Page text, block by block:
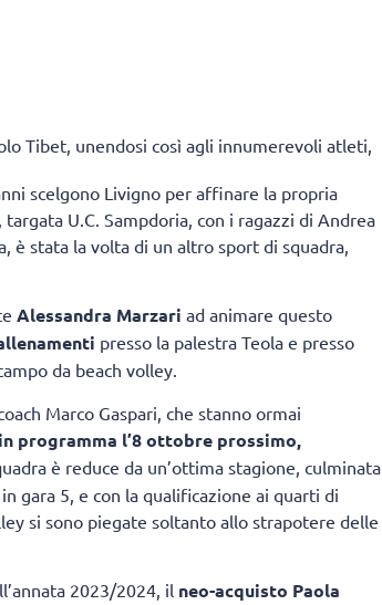
Tibet , unendosi così agli innumerevoli atleti,
scelgono Livigno per affinare la propria
U.C. Sampdoria, con i ragazzi di Andrea
è stata la volta di un altro sport di squadra,
Alessandra Marzari ad animare questo
presso la palestra Teola e presso
da beach volley.
Marco Gaspari, che stanno ormai
programma l’8 ottobre prossimo,
è reduce da un’ottima stagione, culminata
gara 5, e con la qualificazione ai quarti di
si sono piegate soltanto allo strapotere delle
2023/2024, il neo-acquisto Paola